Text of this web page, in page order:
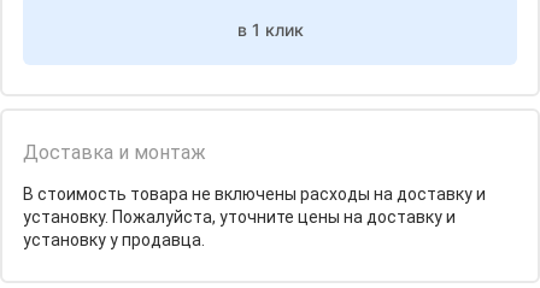
в 1 клик
Доставка и монтаж
В стоимость товара не включены расходы на доставку и
установку. Пожалуйста, уточните цены на доставку и
установку у продавца.